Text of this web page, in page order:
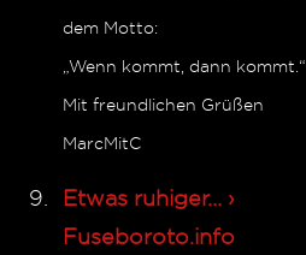
dem Motto:
„Wenn kommt, dann kommt.“
Mit freundlichen Grüßen
MarcMitC
Etwas ruhiger… ›
Fuseboroto.info